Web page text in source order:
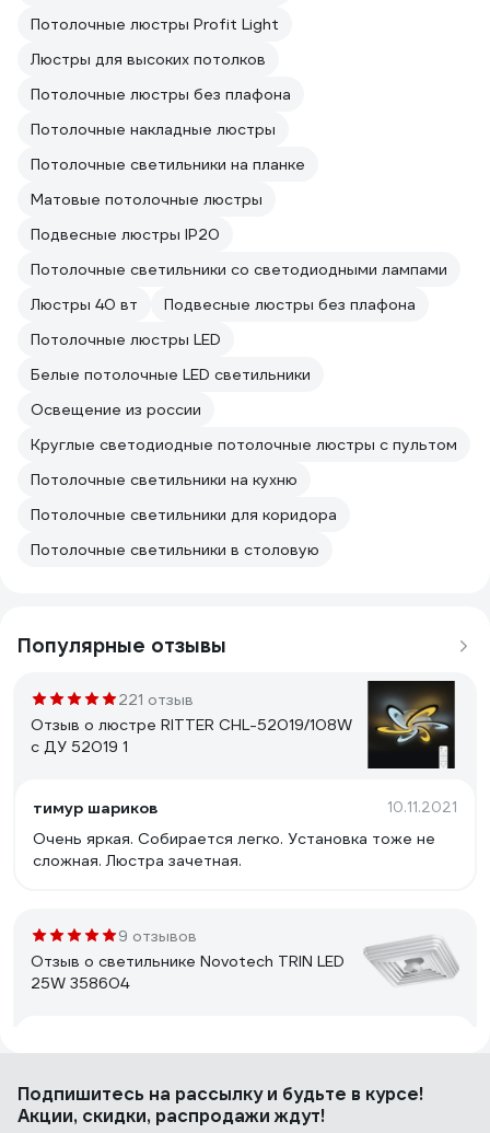
Потолочные люстры Profit Light
Люстры для высоких потолков
Потолочные люстры без плафона
Потолочные накладные люстры
Потолочные светильники на планке
Матовые потолочные люстры
Подвесные люстры IP20
Потолочные светильники со светодиодными лампами
Люстры 40 вт
Подвесные люстры без плафона
Потолочные люстры LED
Белые потолочные LED светильники
Освещение из россии
Круглые светодиодные потолочные люстры с пультом
Потолочные светильники на кухню
Потолочные светильники для коридора
Потолочные светильники в столовую
Популярные отзывы
221 отзыв
Отзыв о люстре RITTER CHL-52019/108W
с ДУ 52019 1
тимур шариков 10.11.2021
Очень яркая. Собирается легко. Установка тоже не
сложная. Люстра зачетная.
9 отзывов
Отзыв о светильнике Novotech TRIN LED
25W 358604
Подпишитесь на рассылкуи будьте в курсе!
Акции, скидки, распродажи ждут!